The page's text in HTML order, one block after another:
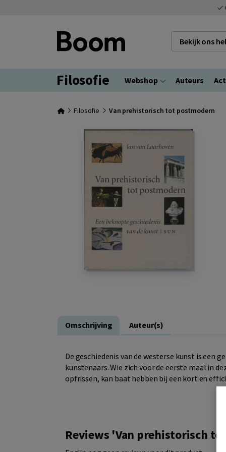
Bekijk ons
Filosofie Webshop Auteurs
Filosofie Van prehistorisch tot postmodern
Omschrijving Auteur(s)
De geschiedenis van de westerse kunst is
kunstenaars. Wie zich voor de eerste maal in
opfrissen, kan baat hebben bij een kort en
Reviews 'Van prehistorisch